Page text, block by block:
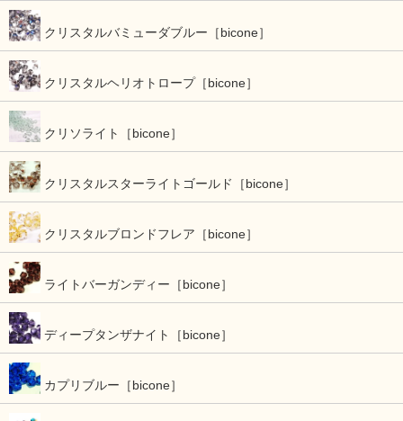
クリスタルバミューダブルー［bicone］
クリスタルヘリオトロープ［bicone］
クリソライト［bicone］
クリスタルスターライトゴールド［bicone］
クリスタルブロンドフレア［bicone］
ライトバーガンディー［bicone］
ディープタンザナイト［bicone］
カプリブルー［bicone］